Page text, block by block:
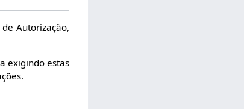
Autorização,
exigindo estas